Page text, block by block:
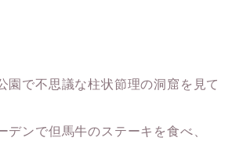
園で不思議な柱状節理の洞窟を見て
デンで但馬牛のステーキを食べ、